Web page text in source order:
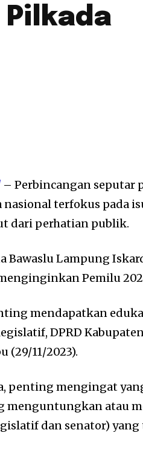
Pilkada
– Perbincangan seputar
nasional terfokus pada
dari perhatian publik.
Bawaslu Lampung
Pemilu
mendapatkan
DPRD
(29/11/2023).
penting mengingat
menguntungkan atau
dan senator)